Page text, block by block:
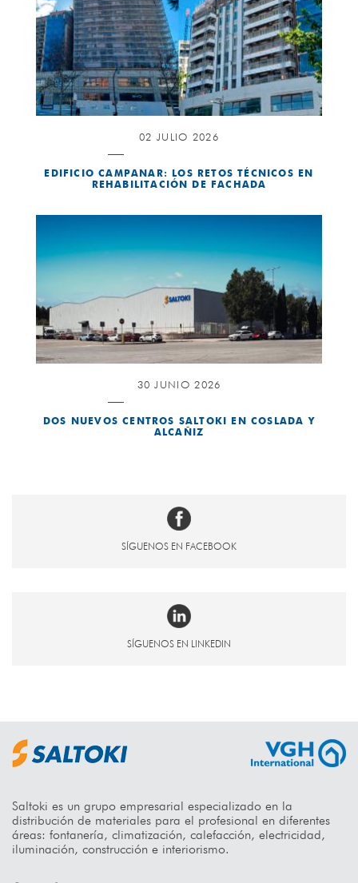
02 JULIO 2026
EDIFICIO CAMPANAR: LOS RETOS TÉCNICOS EN
REHABILITACIÓN DE FACHADA
30 JUNIO 2026
DOS NUEVOS CENTROS SALTOKI EN COSLADA Y
ALCAÑIZ
SÍGUENOS EN FACEBOOK
SÍGUENOS EN LINKEDIN
Saltoki es un grupo empresarial especializado en la
distribución de materiales para el profesional en diferentes
áreas: fontanería, climatización, calefacción, electricidad,
iluminación, construcción e interiorismo.